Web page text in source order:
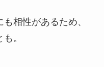
相性があるため、
。